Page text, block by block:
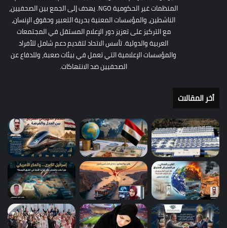
المنظمات غير الحكومية NGO. يهدف إلى الجمع بين الصحفيين،
الناشطين، والمؤسسات المعنية بحرية التعبير وحقوق الإنسان،
مع التركيز على تعزيز دور الإعلام المستقل في المجتمعات
العربية والدولية. تأسس الاتحاد لتقديم دعم شامل للأفراد
والمؤسسات الإعلامية التي تعمل في بيئات صعبة، وللدفاع عن
الصحفيين ضد الانتهاكات.
أخر المقالات